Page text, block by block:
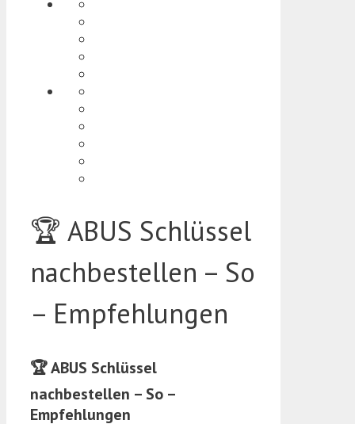
🏆 ABUS Schlüssel
nachbestellen – So
– Empfehlungen
🏆 ABUS Schlüssel
nachbestellen – So –
Empfehlungen